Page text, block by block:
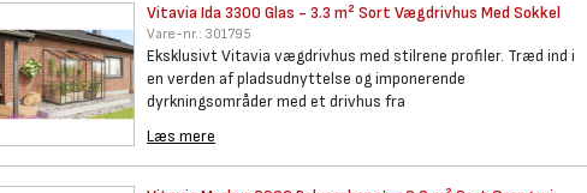
Vitavia Ida 3300 Glas - 3.3 m² Sort Vægdrivhus Med Sokkel
Vare-nr.: 301795
Eksklusivt Vitavia vægdrivhus med stilrene profiler. Træd ind i
en verden af pladsudnyttelse og imponerende
dyrkningsområder med et drivhus fra
Læs mere